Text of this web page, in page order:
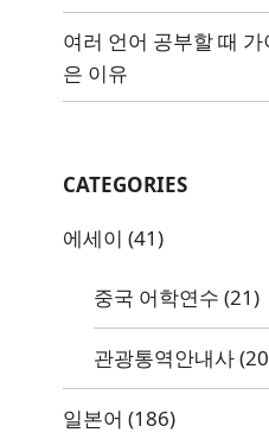
여러 언어 공부할 때
은 이유
CATEGORIES
에세이 (41)
중국 어학연수 (21)
관광통역안내사
일본어 (186)